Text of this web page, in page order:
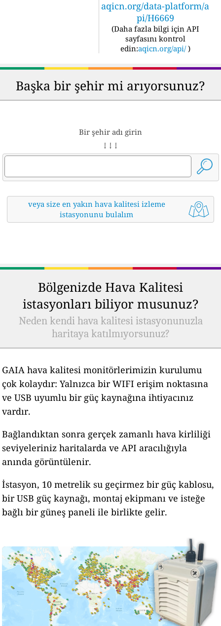
aqicn.org/data-platform/a
pi/H6669
(Daha fazla bilgi için API
sayfasını kontrol
edin:aqicn.org/api/ )
Başka bir şehir mi arıyorsunuz?
Bir şehir adı girin
↓ ↓ ↓
veya size en yakın hava kalitesi izleme
istasyonunu bulalım
Bölgenizde Hava Kalitesi
istasyonları biliyor musunuz?
Neden kendi hava kalitesi istasyonunuzla
haritaya katılmıyorsunuz?
GAIA hava kalitesi monitörlerimizin kurulumu
çok kolaydır: Yalnızca bir WIFI erişim noktasına
ve USB uyumlu bir güç kaynağına ihtiyacınız
vardır.
Bağlandıktan sonra gerçek zamanlı hava kirliliği
seviyeleriniz haritalarda ve API aracılığıyla
anında görüntülenir.
İstasyon, 10 metrelik su geçirmez bir güç kablosu,
bir USB güç kaynağı, montaj ekipmanı ve isteğe
bağlı bir güneş paneli ile birlikte gelir.